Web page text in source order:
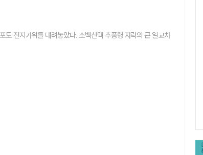
전지가위를 내려놓았다. 소백산맥 추풍령 자락의 큰 일교차